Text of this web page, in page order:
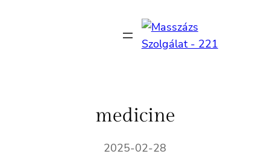
medicine
2025-02-28